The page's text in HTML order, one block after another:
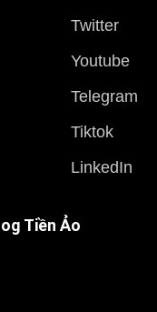
Twitter
Youtube
Telegram
Tiktok
LinkedIn
Tiền Ảo